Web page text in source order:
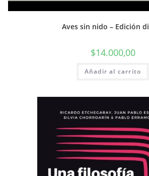
Aves sin nido – Edición
$14.000,00
Añadir al carrito